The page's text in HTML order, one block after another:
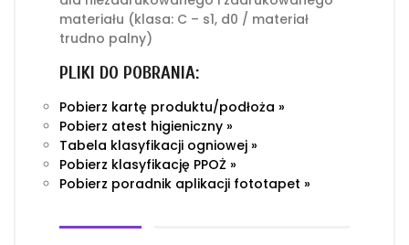
materiału (klasa: C – s1, d0 / materiał
trudno palny)
PLIKI DO POBRANIA:
Pobierz kartę produktu/podłoża »
Pobierz atest higieniczny »
Tabela klasyfikacji ogniowej »
Pobierz klasyfikację PPOŻ »
Pobierz poradnik aplikacji fototapet »